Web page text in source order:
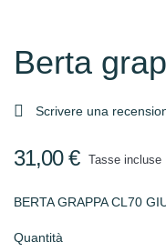
Berta
 Scrivere una
31,00 € Tasse incluse
BERTA GRAPPA CL70
Quantità